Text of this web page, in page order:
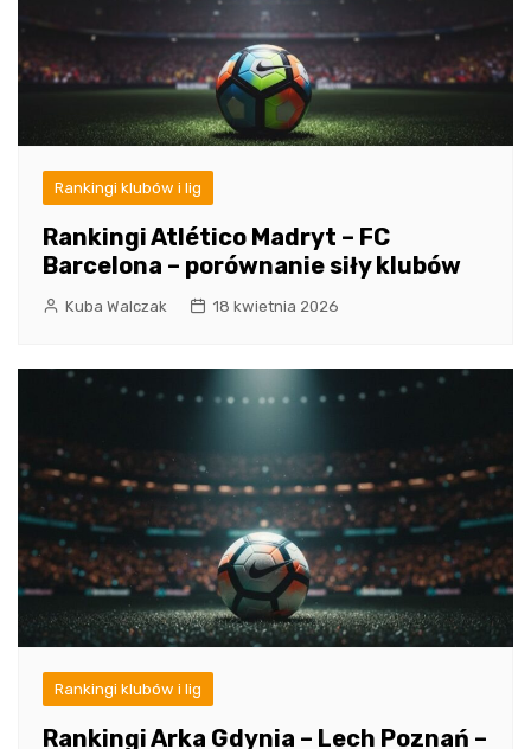
Rankingi klubów i lig
Rankingi Atlético Madryt – FC
Barcelona – porównanie siły klubów
Kuba Walczak 18 kwietnia 2026
Rankingi klubów i lig
Rankingi Arka Gdynia – Lech Poznań –